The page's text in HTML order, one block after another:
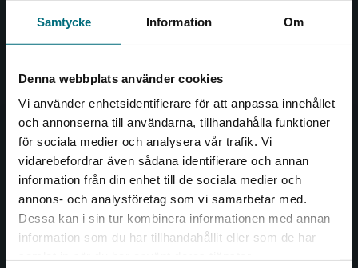
Samtycke Information Om
Denna webbplats använder cookies
Vi använder enhetsidentifierare för att anpassa innehållet
och annonserna till användarna, tillhandahålla funktioner
för sociala medier och analysera vår trafik. Vi
vidarebefordrar även sådana identifierare och annan
information från din enhet till de sociala medier och
annons- och analysföretag som vi samarbetar med.
Dessa kan i sin tur kombinera informationen med annan
information som du har tillhandahållit eller som de har
Begränsad fraktregion
Det verkar som att du besöker
och öppnar dörren till nya världar och möjligheter för
såväl barn som vuxna.
Kontakta oss
Kontakta oss
046-31 20 00
Box 141
221 00 Lund
Besöksadress: